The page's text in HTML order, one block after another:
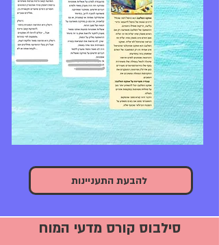
להבעת התעניינות
סילבוס קורס מדעי המוח